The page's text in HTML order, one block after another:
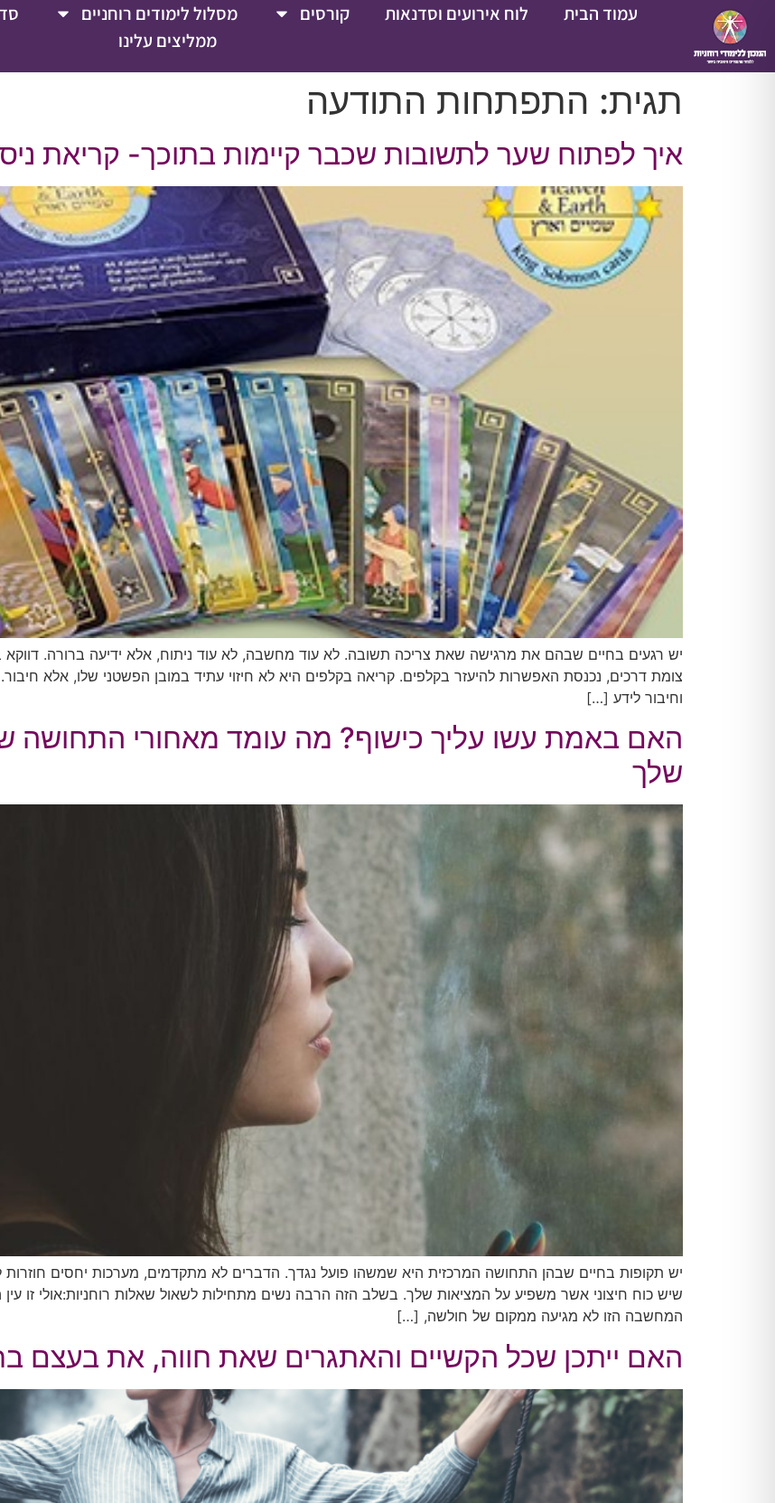
עמוד הבית לוח אירועים וסדנאות קורסים מסלול לימודים רוחניים
ממליצים עלינו
תגית: התפתחות התודעה
איך לפתוח שער לתשובות שכבר קיימות בתוכך- קריאת
יש רגעים בחיים שבהם את מרגישה שאת צריכה תשובה. לא עוד מחשבה, לא עוד ניתוח, אלא ידיעה ברורה.
צומת דרכים, נכנסת האפשרות להיעזר בקלפים. קריאה בקלפים היא לא חיזוי עתיד במובן הפשטני שלו, אלא
וחיבור לידע […]
האם באמת עשו עליך כישוף? מה עומד מאחורי התחושה
שלך
יש תקופות בחיים שבהן התחושה המרכזית היא שמשהו פועל נגדך. הדברים לא מתקדמים, מערכות יחסים
שיש כוח חיצוני אשר משפיע על המציאות שלך. בשלב הזה הרבה נשים מתחילות לשאול שאלות רוחניות:אולי זו
המחשבה הזו לא מגיעה ממקום של חולשה, […]
האם ייתכן שכל הקשיים והאתגרים שאת חווה, את בעצם